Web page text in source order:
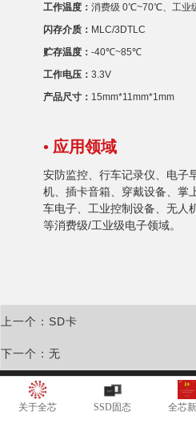
工作温度： 消费级 0℃~70℃、工
闪存介质： MLC/3DTLC
贮存温度： -40℃~85℃
工作电压： 3.3V
产品尺寸： 15mm*11mm*1mm
• 应用领域
安防监控、行车记录仪、电子
机、插卡音箱、穿戴设备、掌
车电子、工业控制设备、无人
等消费级/工业级电子领域。
上一个：SD卡
下一个：无
广东全芯半导体有限公司
地址：广东省东莞市松山湖高新开发区南山
关于全芯 SSD固态 全芯